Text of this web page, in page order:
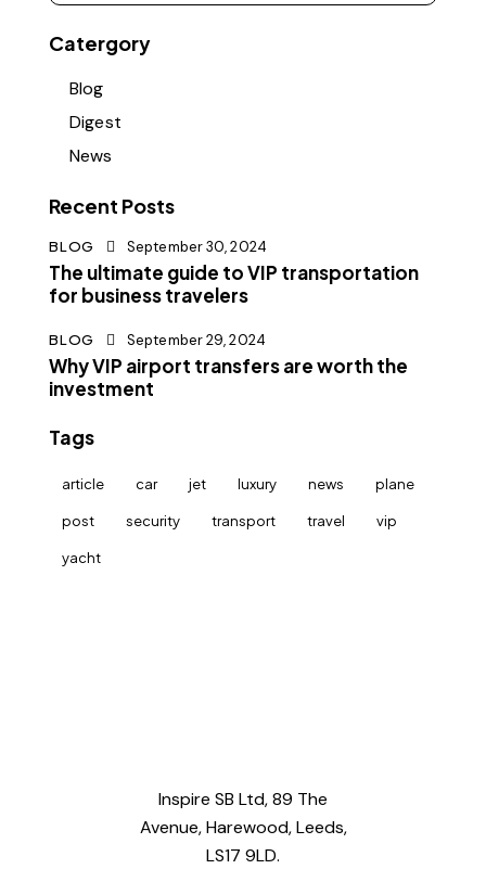
Catergory
Blog
Digest
News
Recent Posts
BLOG September 30, 2024
The ultimate guide to VIP transportation
for business travelers
BLOG September 29, 2024
Why VIP airport transfers are worth the
investment
Tags
article car jet luxury news plane
post security transport travel vip
yacht
Inspire SB Ltd, 89 The
Avenue, Harewood, Leeds,
LS17 9LD.